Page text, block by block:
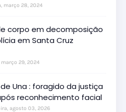
março 28, 2024
corpo em decomposição
em Santa Cruz
29, 2024
Una : foragido da justiça
reconhecimento facial
agosto 03, 2026